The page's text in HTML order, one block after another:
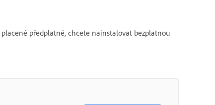
předplatné, chcete nainstalovat bezplatnou